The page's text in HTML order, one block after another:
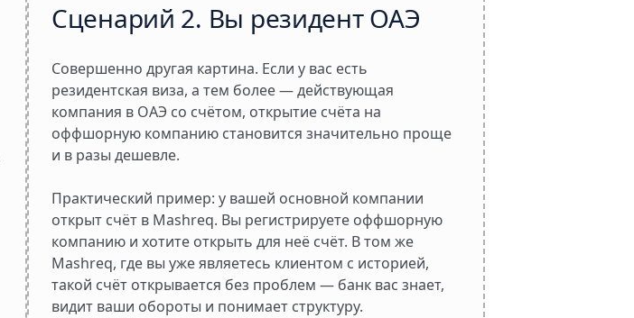
Сценарий 2. Вы резидент ОАЭ
Совершенно другая картина. Если у вас есть
резидентская виза, а тем более — действующая
компания в ОАЭ со счётом, открытие счёта на
оффшорную компанию становится значительно проще
и в разы дешевле.
Практический пример: у вашей основной компании
открыт счёт в Mashreq. Вы регистрируете оффшорную
компанию и хотите открыть для неё счёт. В том же
Mashreq, где вы уже являетесь клиентом с историей,
такой счёт открывается без проблем — банк вас знает,
видит ваши обороты и понимает структуру.